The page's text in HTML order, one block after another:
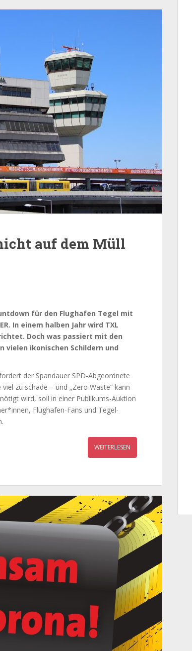
auf dem Müll
für den Flughafen Tegel mit
In einem halben Jahr wird TXL
Doch was passiert mit den
vielen ikonischen Schildern und
der Spandauer SPD-Abgeordnete
zu schade – und „Zero Waste“ kann
wird, soll in einer Publikums-Auktion
Flughafen-Fans und Tegel-
WEITERLESEN